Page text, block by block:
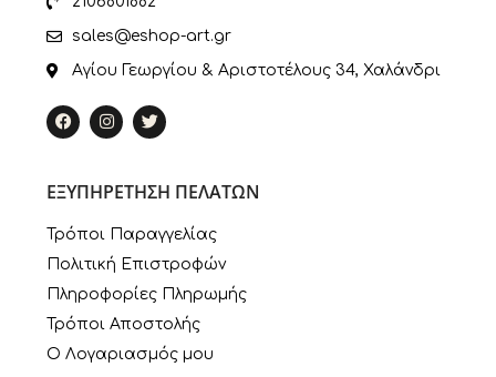
sales@eshop-art.gr
Αγίου Γεωργίου & Αριστοτέλους 34, Χαλάνδρι
ΕΞΥΠΗΡΕΤΗΣΗ ΠΕΛΑΤΩΝ
Τρόποι Παραγγελίας
Πολιτική Επιστροφών
Πληροφορίες Πληρωμής
Τρόποι Αποστολής
Ο Λογαριασμός μου